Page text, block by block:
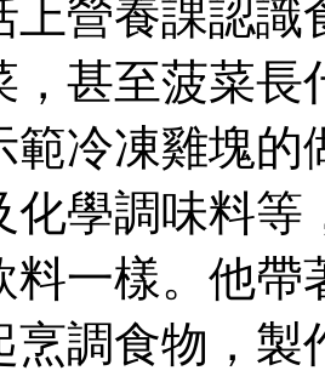
上營養課認識
，甚至菠菜長
範冷凍雞塊的
化學調味料等
料一樣。他帶
烹調食物，製